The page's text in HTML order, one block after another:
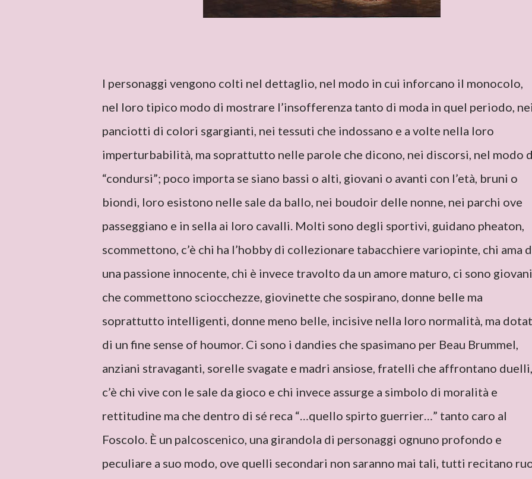
I personaggi vengono colti nel dettaglio, nel modo in cui inforcano il monocolo,
nel loro tipico modo di mostrare l’insofferenza tanto di moda in quel periodo,
panciotti di colori sgargianti, nei tessuti che indossano e a volte nella loro
imperturbabilità, ma soprattutto nelle parole che dicono, nei discorsi, nel modo
“condursi”; poco importa se siano bassi o alti, giovani o avanti con l’età, bruni o
biondi, loro esistono nelle sale da ballo, nei boudoir delle nonne, nei parchi ove
passeggiano e in sella ai loro cavalli. Molti sono degli sportivi, guidano pheaton,
scommettono, c’è chi ha l’hobby di collezionare tabacchiere variopinte, chi ama
una passione innocente, chi è invece travolto da un amore maturo, ci sono giovani
che commettono sciocchezze, giovinette che sospirano, donne belle ma
soprattutto intelligenti, donne meno belle, incisive nella loro normalità, ma
di un fine sense of houmor. Ci sono i dandies che spasimano per Beau Brummel,
anziani stravaganti, sorelle svagate e madri ansiose, fratelli che affrontano duelli,
c’è chi vive con le sale da gioco e chi invece assurge a simbolo di moralità e
rettitudine ma che dentro di sé reca “…quello spirto guerrier…” tanto caro al
Foscolo. È un palcoscenico, una girandola di personaggi ognuno profondo e
peculiare a suo modo, ove quelli secondari non saranno mai tali, tutti recitano